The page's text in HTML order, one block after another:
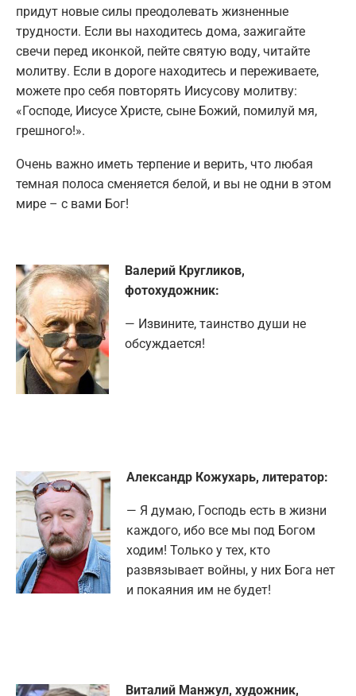
придут новые силы преодолевать жизненные
трудности. Если вы находитесь дома, зажигайте
свечи перед иконкой, пейте святую воду, читайте
молитву. Если в дороге находитесь и переживаете,
можете про себя повторять Иисусову молитву:
«Господе, Иисусе Христе, сыне Божий, помилуй мя,
грешного!».
Очень важно иметь терпение и верить, что любая
темная полоса сменяется белой, и вы не одни в этом
мире – с вами Бог!
Валерий Кругликов,
фотохудожник:
— Извините, таинство души не
обсуждается!
Александр Кожухарь, литератор:
— Я думаю, Господь есть в жизни
каждого, ибо все мы под Богом
ходим! Только у тех, кто
развязывает войны, у них Бога нет
и покаяния им не будет!
Виталий Манжул, художник,